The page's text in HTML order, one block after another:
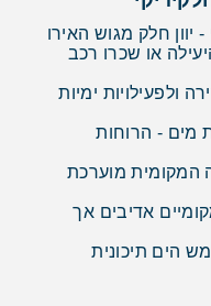
חלק מגוש האירו
או שכרו רכב
ולפעילויות ימיות
מים - הרוחות
המקומית מוערכת
אדיבים אך
הים תיכונית